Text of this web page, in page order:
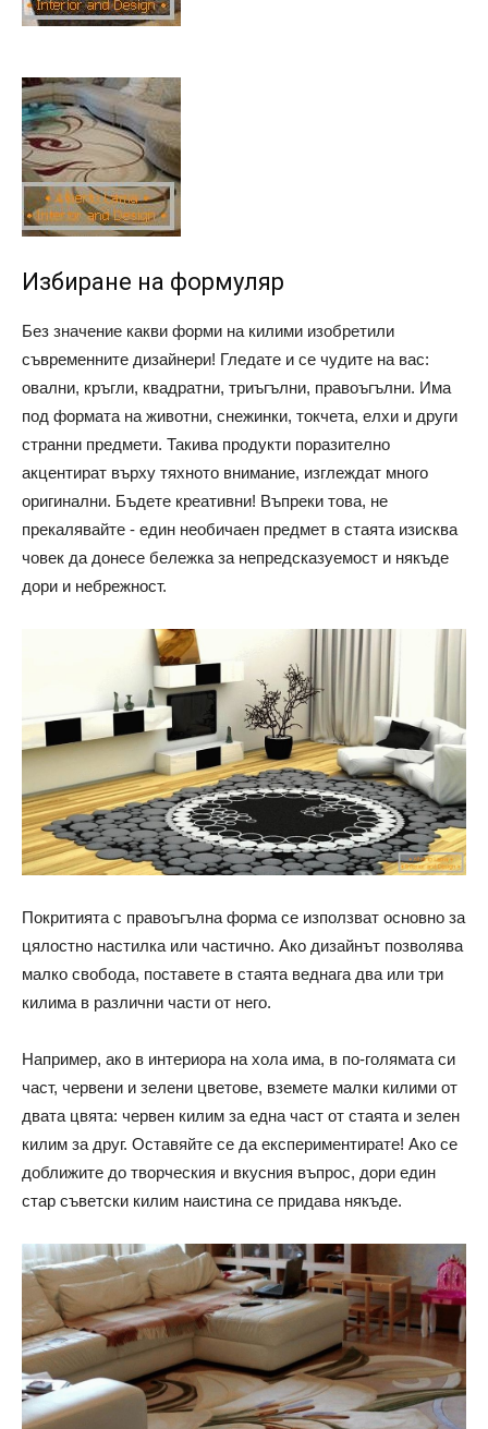
Избиране на формуляр
Без значение какви форми на килими изобретили
съвременните дизайнери! Гледате и се чудите на вас:
овални, кръгли, квадратни, триъгълни, правоъгълни. Има
под формата на животни, снежинки, токчета, елхи и други
странни предмети. Такива продукти поразително
акцентират върху тяхното внимание, изглеждат много
оригинални. Бъдете креативни! Въпреки това, не
прекалявайте - един необичаен предмет в стаята изисква
човек да донесе бележка за непредсказуемост и някъде
дори и небрежност.
Покритията с правоъгълна форма се използват основно за
цялостно настилка или частично. Ако дизайнът позволява
малко свобода, поставете в стаята веднага два или три
килима в различни части от него.
Например, ако в интериора на хола има, в по-голямата си
част, червени и зелени цветове, вземете малки килими от
двата цвята: червен килим за една част от стаята и зелен
килим за друг. Оставяйте се да експериментирате! Ако се
доближите до творческия и вкусния въпрос, дори един
стар съветски килим наистина се придава някъде.